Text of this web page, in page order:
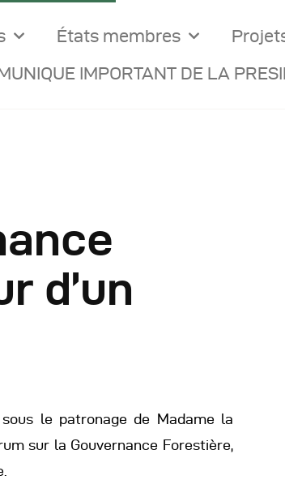
États membres
IMPORTANT DE LA
Officiels
Des Ministres
d’un
le patronage de Madame la
sur la Gouvernance Forestière,